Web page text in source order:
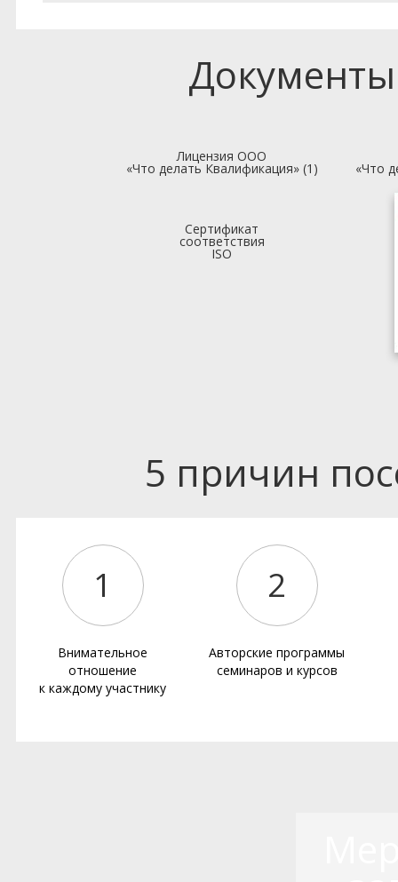
Лицензия ООО
«Что делать Квалификация» (1) «Что
Сертификат
соответствия
ISO
5 причин
1
Внимательное
отношение
к каждому участнику
2
Авторские программы
семинаров и курсов